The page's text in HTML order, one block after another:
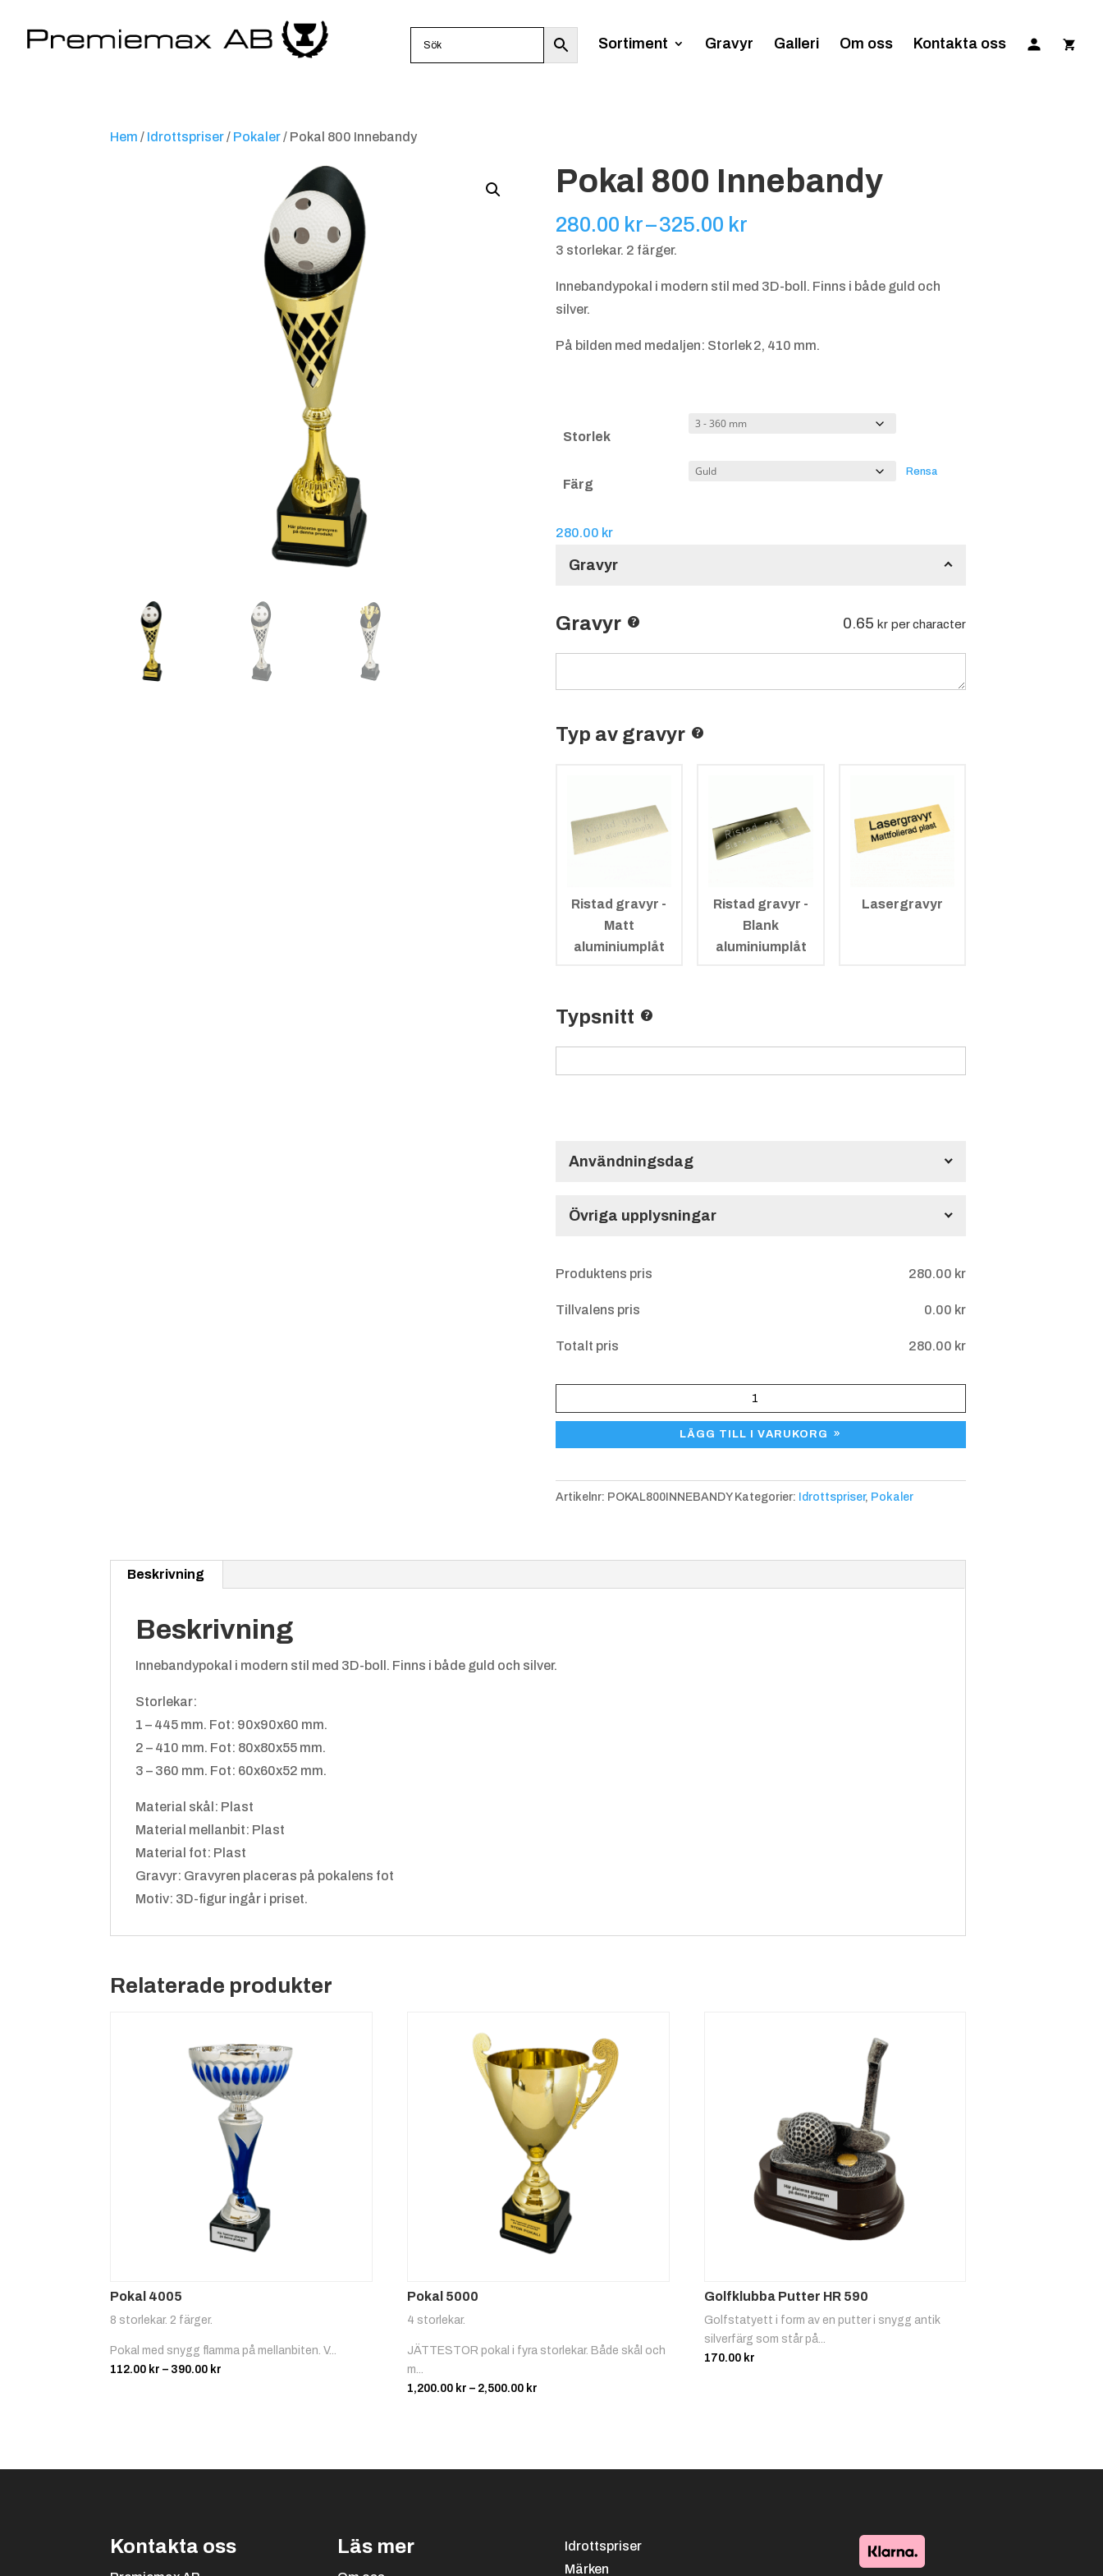
Sortiment Gravyr Galleri Om oss Kontakta oss
Hem / Idrottspriser/ Pokaler/ Pokal 800 Innebandy
Pokal 800 Innebandy
280.00 kr–325.00 krPrisintervall:
325.00 kr
3 storlekar. 2 färger.
Innebandypokal i modern stil med 3D-boll. Finns i både guld och
silver.
På bilden med medaljen: Storlek 2, 410 mm.
Storlek
Färg
Rensa
280.00 kr
Gravyr
Gravyr 0.65kr per character
Typ av gravyr
Ristad gravyr -
Matt
aluminiumplåt
Ristad gravyr -
Blank
aluminiumplåt
Lasergravyr
Typsnitt
Användningsdag
Övriga upplysningar
Produktens pris 280.00 kr
Tillvalens pris 0.00 kr
Totalt pris 280.00 kr
800
LÄGG TILL I VARUKORG
Artikelnr: POKAL800INNEBANDY Kategorier: Idrottspriser, Pokaler
Beskrivning
Beskrivning
Innebandypokal i modern stil med 3D-boll. Finns i både guld och silver.
Storlekar:
1 – 445 mm. Fot: 90x90x60 mm.
2 – 410 mm. Fot: 80x80x55 mm.
3 – 360 mm. Fot: 60x60x52 mm.
Material skål: Plast
Material mellanbit: Plast
Material fot: Plast
Gravyr: Gravyren placeras på pokalens fot
Motiv: 3D-figur ingår i priset.
Relaterade produkter
Pokal 4005
8 storlekar. 2 färger.
Pokal med snygg flamma på mellanbiten. V...
112.00 kr – 390.00 kr
Pokal 5000
4 storlekar.
JÄTTESTOR pokal i fyra storlekar. Både skål och
m...
1,200.00 kr – 2,500.00 kr
Golfklubba Putter HR 590
Golfstatyett i form av en putter i snygg antik
silverfärg som står på...
170.00 kr
Kontakta oss Läs mer
Idrottspriser
Märken